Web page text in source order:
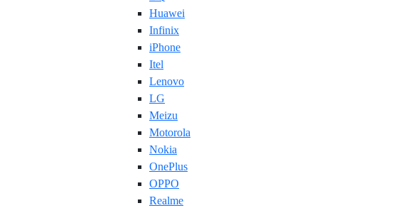
Huawei
Infinix
iPhone
Itel
Lenovo
LG
Meizu
Motorola
Nokia
OnePlus
OPPO
Realme